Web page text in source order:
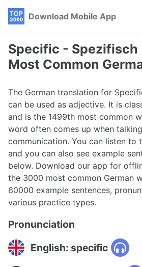
Skip
navigation
Skip
Skip
Download Mobile App
Specific - Spezifisch
Most Common
The German translation for
can be used as adjective. It is
and is the 1499th most common
word often comes up when
communication. You can listen to
and you can also see example
below. Download our app for
the 3000 most common German
60000 example sentences,
various practice types.
Pronunciation
English: specific